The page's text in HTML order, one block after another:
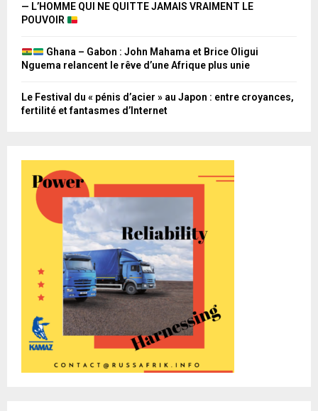
— L’HOMME QUI NE QUITTE JAMAIS VRAIMENT LE
POUVOIR
Ghana – Gabon : John Mahama et Brice Oligui
Nguema relancent le rêve d’une Afrique plus unie
Le Festival du « pénis d’acier » au Japon : entre croyances,
fertilité et fantasmes d’Internet